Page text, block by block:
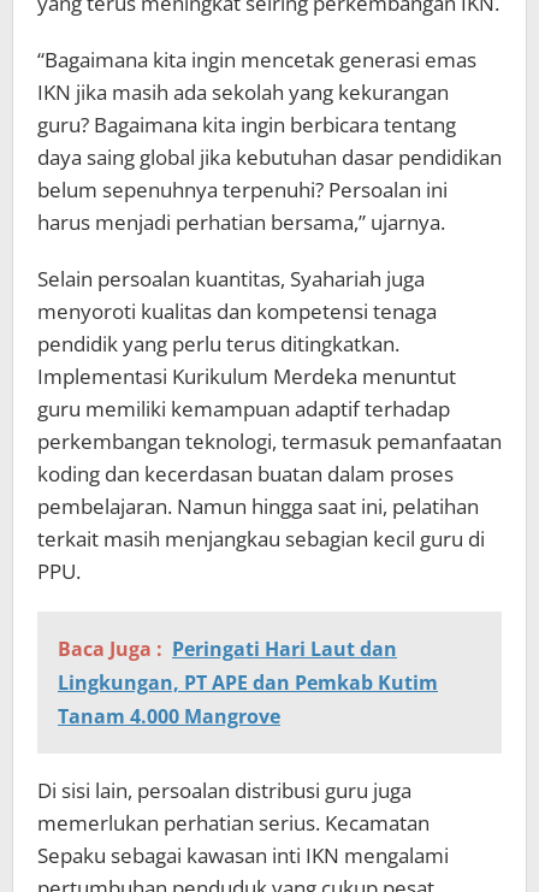
“Bagaimana kita ingin mencetak generasi emas
IKN jika masih ada sekolah yang kekurangan
guru? Bagaimana kita ingin berbicara tentang
daya saing global jika kebutuhan dasar pendidikan
belum sepenuhnya terpenuhi? Persoalan ini
harus menjadi perhatian bersama,” ujarnya.
Selain persoalan kuantitas, Syahariah juga
menyoroti kualitas dan kompetensi tenaga
pendidik yang perlu terus ditingkatkan.
Implementasi Kurikulum Merdeka menuntut
guru memiliki kemampuan adaptif terhadap
perkembangan teknologi, termasuk pemanfaatan
koding dan kecerdasan buatan dalam proses
pembelajaran. Namun hingga saat ini, pelatihan
terkait masih menjangkau sebagian kecil guru di
PPU.
Baca Juga : Peringati Hari Laut dan
Lingkungan, PT APE dan Pemkab Kutim
Tanam 4.000 Mangrove
Di sisi lain, persoalan distribusi guru juga
memerlukan perhatian serius. Kecamatan
Sepaku sebagai kawasan inti IKN mengalami